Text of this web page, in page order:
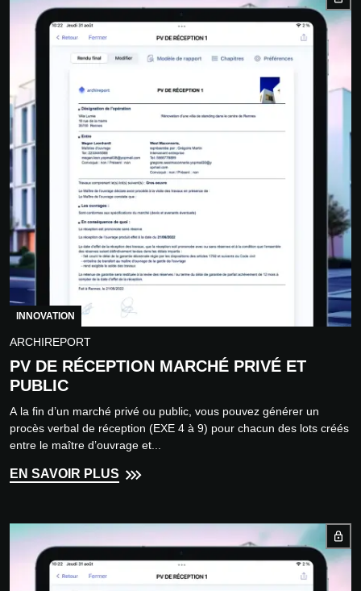
INNOVATION
ARCHIREPORT
PV DE RÉCEPTION MARCHÉ PRIVÉ ET
PUBLIC
A la fin d’un marché privé ou public, vous pouvez générer un
procès verbal de réception (EXE 4 à 9) pour chacun des lots créés
entre le maître d’ouvrage et...
EN SAVOIR PLUS